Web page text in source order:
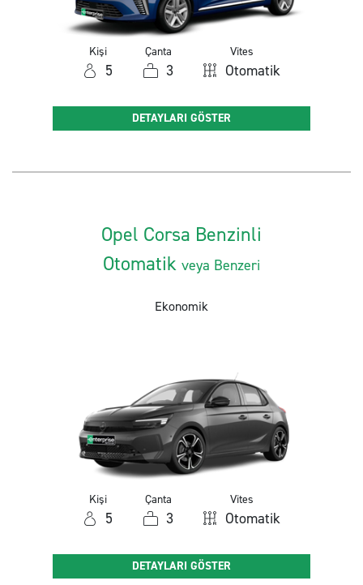
Kişi
5
Çanta
3
Vites
Otomatik
DETAYLARI GÖSTER
Opel Corsa Benzinli
Otomatik veya Benzeri
Ekonomik
Kişi
5
Çanta
3
Vites
Otomatik
DETAYLARI GÖSTER